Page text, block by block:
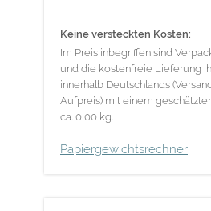
Keine versteckten Kosten:
Im Preis inbegriffen sind
und die kostenfreie Lieferung
innerhalb Deutschlands
Aufpreis) mit einem
ca. 0,00 kg.
Papiergewichtsrechner